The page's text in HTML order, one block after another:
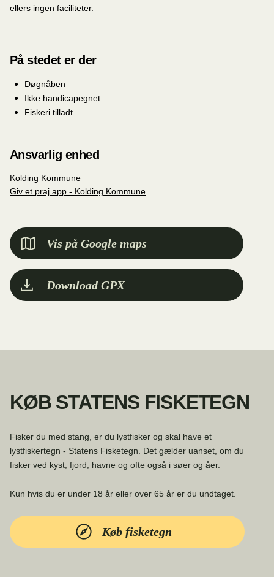
ellers ingen faciliteter.
På stedet er der
Døgnåben
Ikke handicapegnet
Fiskeri tilladt
Ansvarlig enhed
Kolding Kommune
Giv et praj app - Kolding Kommune
Vis på Google maps
Download GPX
KØB STATENS FISKETEGN
Fisker du med stang, er du lystfisker og skal have et
lystfiskertegn - Statens Fisketegn. Det gælder uanset, om du
fisker ved kyst, fjord, havne og ofte også i søer og åer.
Kun hvis du er under 18 år eller over 65 år er du undtaget.
Køb fisketegn